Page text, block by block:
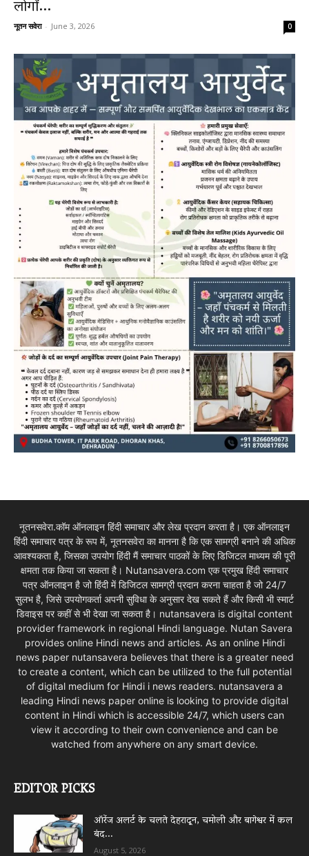
लोगों...
नूतन सवेरा - June 3, 2026 0
नूतनसवेरा.कॉम ऑनलाइन हिंदी समाचार और लेख प्रदान करता है। एक ऑनलाइन
हिंदी समाचार पत्र के रूप में, नूतनसवेरा का मानना है कि एक सामग्री बनाने की अधिक
आवश्यकता है, जिसका उपयोग हिंदी मैं समाचार पाठकों के लिए डिजिटल माध्यम की पूरी
क्षमता तक किया जा सकता है। Nutansavera.com एक प्रमुख हिंदी समाचार
पत्र ऑनलाइन है जो हिंदी में डिजिटल सामग्री प्रदान करना चाहता है जो 24/7
सुलभ है, जिसे उपयोगकर्ता अपनी सुविधा के अनुसार देख सकते हैं और किसी भी स्मार्ट
डिवाइस पर कहीं से भी देखा जा सकता है। nutansavera is digital content
provider framework in regional Hindi language. Nutan Savera
provides online Hindi news and articles. As an online Hindi
news paper nutansavera believes that there is a greater need
to create a content, which can be utilized to the full potential
of digital medium for Hindi i news readers. nutansavera a
leading Hindi news paper online is looking to provide digital
content in Hindi which is accessible 24/7, which users can
view it according to their own convenience and can be
watched from anywhere on any smart device.
EDITOR PICKS
ऑरेंज अलर्ट के चलते देहरादून, चमोली और बागेश्वर में कल
बंद...
August 5, 2026